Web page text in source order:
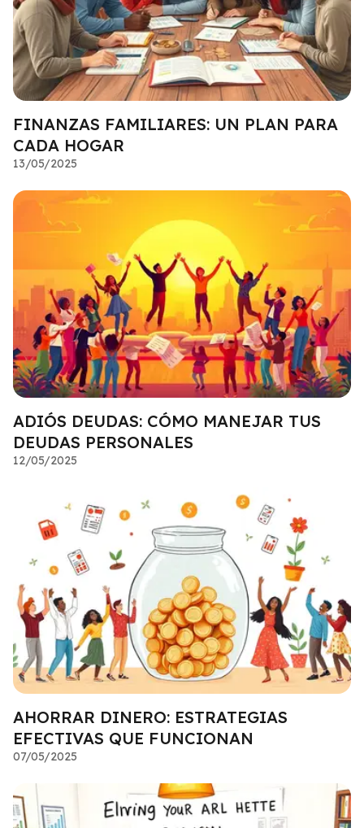
FINANZAS FAMILIARES: UN PLAN PARA
CADA HOGAR
13/05/2025
ADIÓS DEUDAS: CÓMO MANEJAR TUS
DEUDAS PERSONALES
12/05/2025
AHORRAR DINERO: ESTRATEGIAS
EFECTIVAS QUE FUNCIONAN
07/05/2025